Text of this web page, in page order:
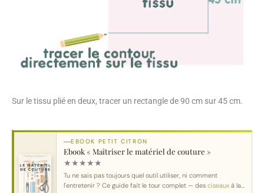
Sur le tissu plié en deux, tracer un rectangle de 90 cm sur 45 cm.
EBOOK PETIT CITRON
Ebook « Maîtriser le matériel de couture »
★★★★★
Tu ne sais pas toujours quel outil utiliser, ni comment
l'entretenir ? Ce guide fait le tour complet — des ciseaux à la